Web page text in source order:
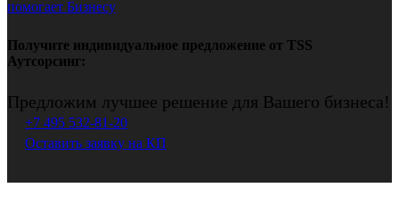
помогает Бизнесу
Получите индивидуальное предложение от TSS
Аутсорсинг:
Предложим лучшее решение для Вашего бизнеса!
+7 495 532-81-20
Оставить заявку на КП